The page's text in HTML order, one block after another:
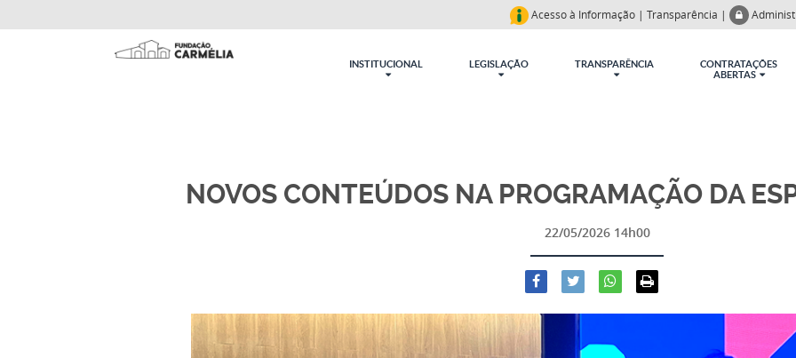
Acesso à Informação | Transparência |
INSTITUCIONAL LEGISLAÇÃO TRANSPARÊNCIA
CONTRATAÇÕES
ABERTAS
NOVOS CONTEÚDOS NA PROGRAMAÇÃO DA
22/05/2026 14h00